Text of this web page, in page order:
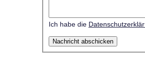
Ich habe die